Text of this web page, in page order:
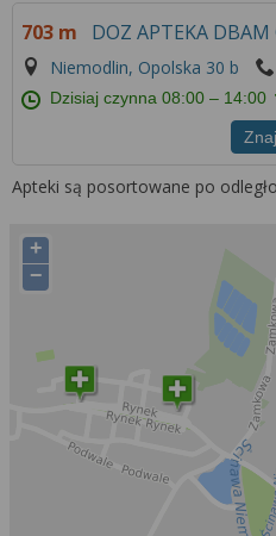
703 m DOZ APTEKA DBAM
Niemodlin, Opolska 30 b
Dzisiaj czynna08:00 – 14:00
Apteki są posortowane po
+
−
narzędzi zewnętrznych w
znajdziesz wRegulaminie